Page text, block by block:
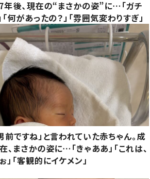
年後、現在の“まさかの姿”に…「ガチ
「何があったの？」「雰囲気変わりすぎ」
前ですね」と言われていた赤ちゃん。成
、まさかの姿に…「きゃああ」「これは、
」「客観的にイケメン」